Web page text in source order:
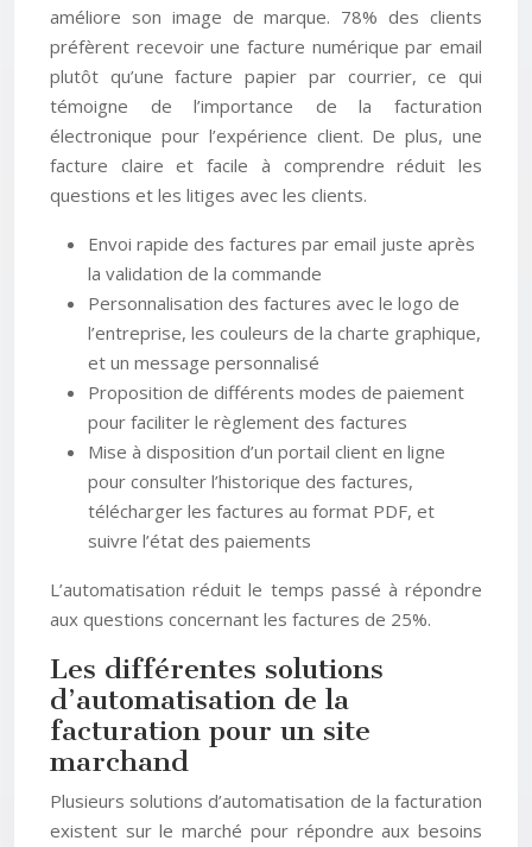
améliore son image de marque. 78% des clients
préfèrent recevoir une facture numérique par email
plutôt qu’une facture papier par courrier, ce qui
témoigne de l’importance de la facturation
électronique pour l’expérience client. De plus, une
facture claire et facile à comprendre réduit les
questions et les litiges avec les clients.
Envoi rapide des factures par email juste après
la validation de la commande
Personnalisation des factures avec le logo de
l’entreprise, les couleurs de la charte graphique,
et un message personnalisé
Proposition de différents modes de paiement
pour faciliter le règlement des factures
Mise à disposition d’un portail client en ligne
pour consulter l’historique des factures,
télécharger les factures au format PDF, et
suivre l’état des paiements
L’automatisation réduit le temps passé à répondre
aux questions concernant les factures de 25%.
Les différentes solutions
d’automatisation de la
facturation pour un site
marchand
Plusieurs solutions d’automatisation de la facturation
existent sur le marché pour répondre aux besoins